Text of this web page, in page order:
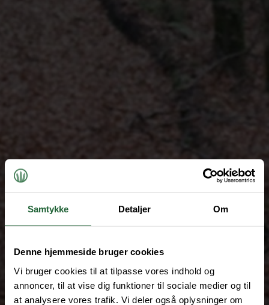
Samtykke Detaljer Om
Denne hjemmeside bruger cookies
Vi bruger cookies til at tilpasse vores indhold og
annoncer, til at vise dig funktioner til sociale medier og til
at analysere vores trafik. Vi deler også oplysninger om